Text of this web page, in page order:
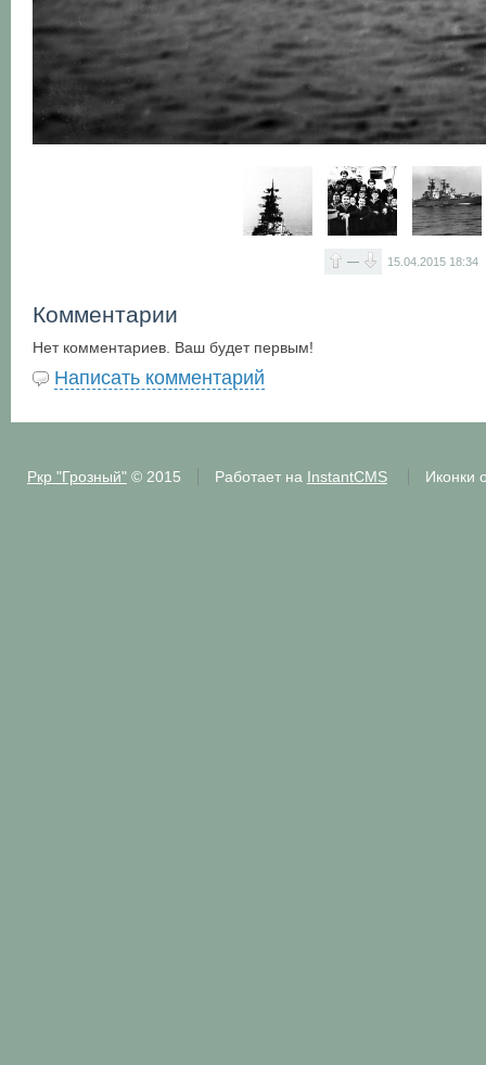
— 15.04.2015 18:34
Комментарии
Нет комментариев. Ваш будет первым!
Написать комментарий
Ркр "Грозный"© 2015 Работает на InstantCMS Иконки